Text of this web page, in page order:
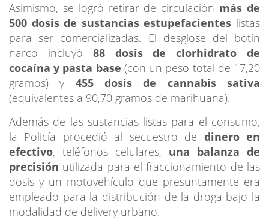
Asimismo, se logró retirar de circulación más de
500 dosis de sustancias estupefacientes listas
para ser comercializadas. El desglose del botín
narco incluyó 88 dosis de clorhidrato de
cocaína y pasta base (con un peso total de 17,20
gramos) y 455 dosis de cannabis sativa
(equivalentes a 90,70 gramos de marihuana).
Además de las sustancias listas para el consumo,
la Policía procedió al secuestro de dinero en
efectivo, teléfonos celulares, una balanza de
precisión utilizada para el fraccionamiento de las
dosis y un motovehículo que presuntamente era
empleado para la distribución de la droga bajo la
modalidad de delivery urbano.